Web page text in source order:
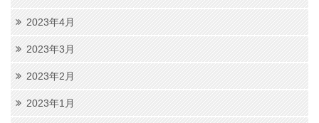
2023年4月
2023年3月
2023年2月
2023年1月